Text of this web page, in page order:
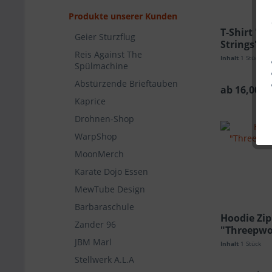
Produkte unserer Kunden
Geier Sturzflug
Reis Against The
Spülmachine
Abstürzende Brieftauben
Kaprice
Drohnen-Shop
WarpShop
MoonMerch
Karate Dojo Essen
MewTube Design
Barbaraschule
Zander 96
JBM Marl
Stellwerk A.L.A
T-Shirt
Strings"
Inhalt 1 Stück
ab 16,00 €
Hoodie
Inhalt 1 Stück